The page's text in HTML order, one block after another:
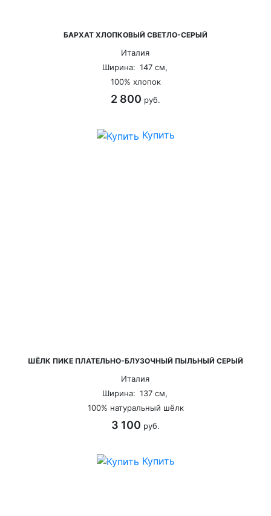
БАРХАТ ХЛОПКОВЫЙ СВЕТЛО-СЕРЫЙ
Италия
Ширина: 147 см,
100% хлопок
2 800руб.
Купить
ШЁЛК ПИКЕ ПЛАТЕЛЬНО-БЛУЗОЧНЫЙ ПЫЛЬНЫЙ СЕРЫЙ
Италия
Ширина: 137 см,
100% натуральный шёлк
3 100руб.
Купить